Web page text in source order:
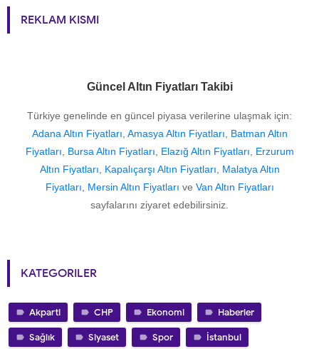
REKLAM KISMI
Güncel Altın Fiyatları Takibi
Türkiye genelinde en güncel piyasa verilerine ulaşmak için:
Adana Altın Fiyatları Amasya Altın Fiyatları
Batman Altın
Fiyatları
Bursa Altın Fiyatları Elazığ Altın Fiyatları
Erzurum
Altın Fiyatları
Kapalıçarşı Altın Fiyatları
Malatya Altın
Fiyatları
Mersin Altın Fiyatları ve Van Altın Fiyatları
sayfalarını ziyaret edebilirsiniz.
KATEGORILER
Akparti CHP Ekonomi Haberler
Sağlık Siyaset Spor İstanbul